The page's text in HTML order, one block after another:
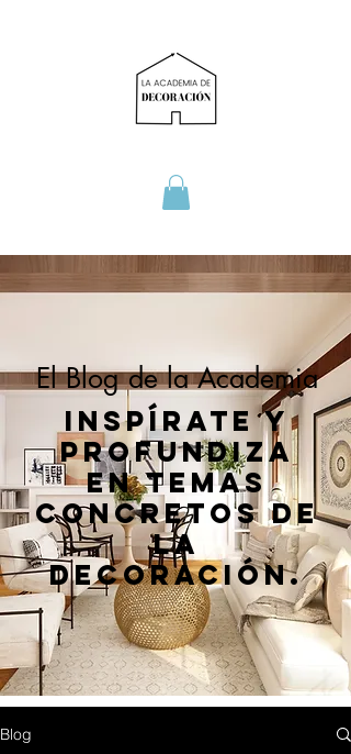
El Blog de la Academia
Inspírate y
profundiza
en temas
concretos de
la
decoración.
Blog